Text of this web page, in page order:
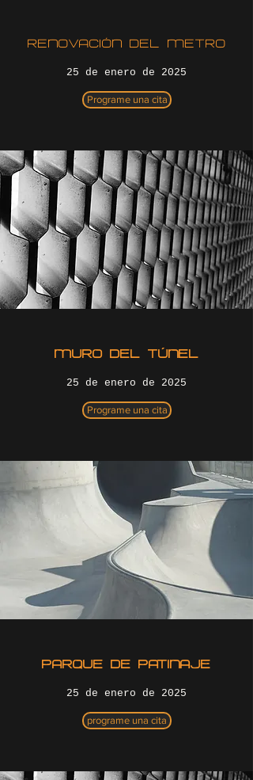
RENOVACIÓN DEL METRO
25 de enero de 2025
Programe una cita
MURO DEL TÚNEL
25 de enero de 2025
Programe una cita
PARQUE DE PATINAJE
25 de enero de 2025
programe una cita